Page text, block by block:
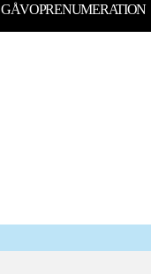
GÅVOPRENUMERATION